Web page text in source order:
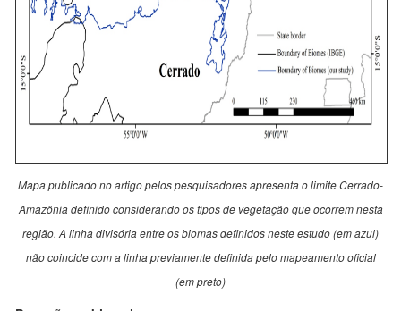
Mapa publicado no artigo pelos pesquisadores apresenta o limite Cerrado-
Amazônia definido considerando os tipos de vegetação que ocorrem nesta
região. A linha divisória entre os biomas definidos neste estudo (em azul)
não coincide com a linha previamente definida pelo mapeamento oficial
(em preto)